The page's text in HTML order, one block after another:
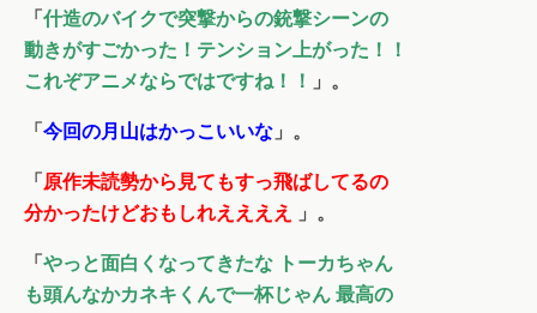
「 什造のバイクで突撃からの銃撃シーンの
動きがすごかった！テンション上がった！！
これぞアニメならではですね！！
」。
「 今回の月山はかっこいいな 」。
「 原作未読勢から見てもすっ飛ばしてるの
分かったけどおもしれええええ
」。
「 やっと面白くなってきたな トーカちゃん
も頭んなかカネキくんで一杯じゃん 最高の